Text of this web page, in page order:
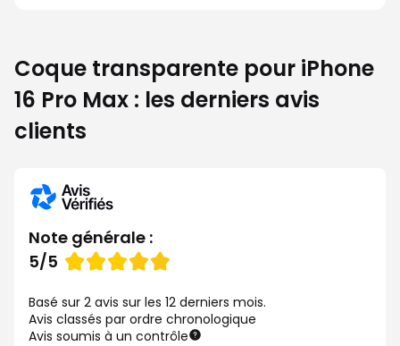
Coque transparente pour iPhone
16 Pro Max : les derniers avis
clients
Note générale :
Note
5/5
Basé sur 2 avis sur les 12 derniers mois.
Avis classés par ordre chronologique
Avis soumis à un contrôle